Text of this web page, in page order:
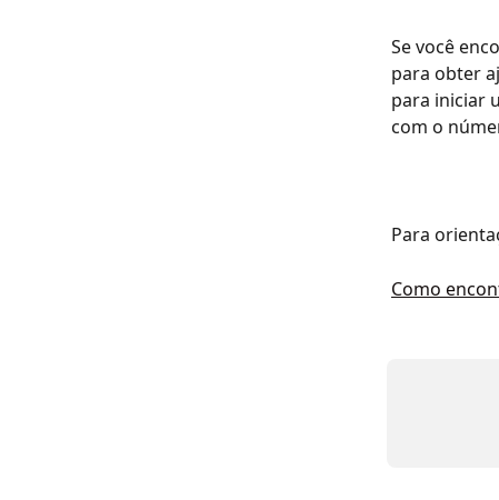
Se você
para obter
para iniciar
com o
Para
Como